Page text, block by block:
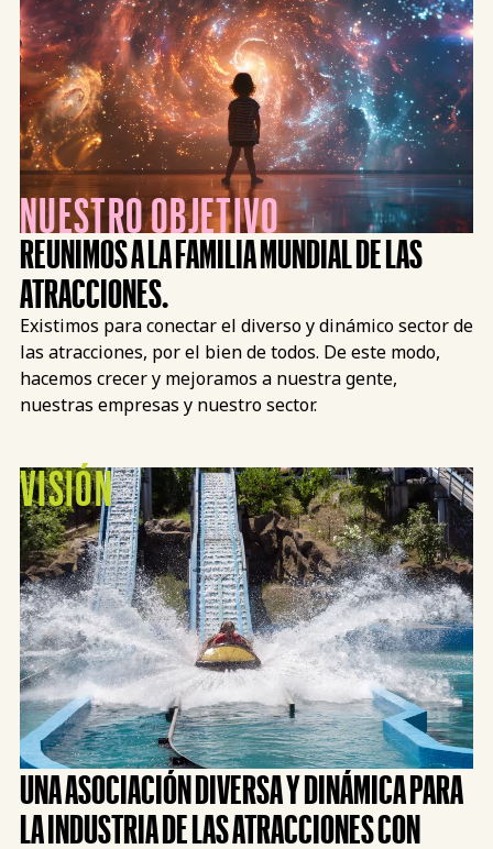
NUESTRO OBJETIVO
REUNIMOS A LA FAMILIA MUNDIAL DE LAS
ATRACCIONES.
Existimos para conectar el diverso y dinámico sector de
las atracciones, por el bien de todos. De este modo,
hacemos crecer y mejoramos a nuestra gente,
nuestras empresas y nuestro sector.
VISIÓN
UNA ASOCIACIÓN DIVERSA Y DINÁMICA PARA
LA INDUSTRIA DE LAS ATRACCIONES CON